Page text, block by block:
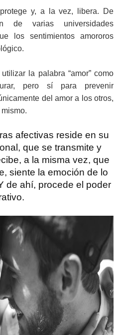
y, a la vez, libera. De
de varias universidades
los sentimientos amororos
la palabra “amor” como
pero sí para prevenir
del amor a los otros,
afectivas reside en su
que se transmite y
a la misma vez, que
siente la emoción de lo
de ahí, procede el poder